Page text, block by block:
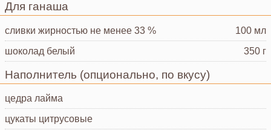
Для ганаша
сливки жирностью не менее 33 %
100 мл
шоколад белый 350 г
Наполнитель (опционально, по вкусу)
цедра лайма
цукаты цитрусовые